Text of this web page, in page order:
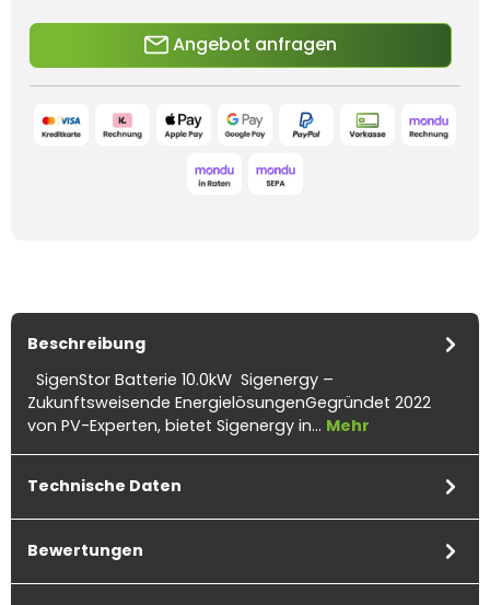
Angebot anfragen
Beschreibung
SigenStor Batterie 10.0kW Sigenergy –
Zukunftsweisende EnergielösungenGegründet 2022
von PV-Experten, bietet Sigenergy in… Mehr
Technische Daten
Bewertungen